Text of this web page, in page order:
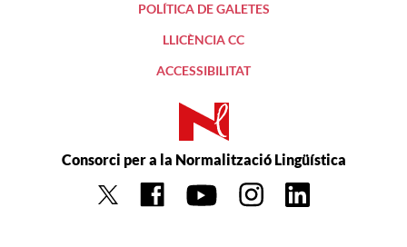
POLÍTICA DE GALETES
LLICÈNCIA CC
ACCESSIBILITAT
Consorci per a la Normalització Lingüística